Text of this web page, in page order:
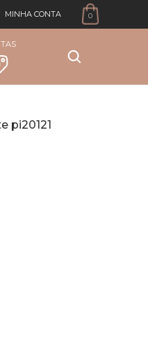
MINHA CONTA 0
pi20121